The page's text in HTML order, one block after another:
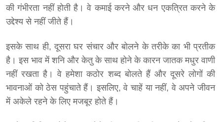
की गंभीरता नहीं होती है। वे कमाई करने और धन एकत्रित करने के
उद्देश्य से नहीं जीते हैं।
इसके साथ ही, दूसरा घर संचार और बोलने के तरीके का भी प्रतीक
है। इस भाव में शनि और केतु के साथ होने के कारन जातक मधुर वाणी
नहीं रखता है। वे हमेशा कठोर शब्द बोलते हैं और दूसरे लोगों की
भावनाओं को ठेस पहुंचाते हैं। इसलिए, वे चाहें या नहीं, वे अपने जीवन
में अकेले रहने के लिए मजबूर होते हैं।